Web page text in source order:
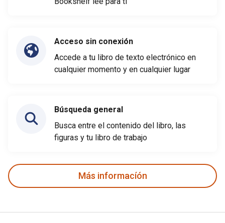
Acceso sin conexión
Accede a tu libro de texto electrónico en
cualquier momento y en cualquier lugar
Búsqueda general
Busca entre el contenido del libro, las
figuras y tu libro de trabajo
Más informacíón